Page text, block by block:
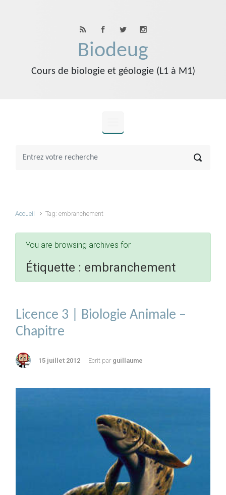
Biodeug
Cours de biologie et géologie (L1 à M1)
Accueil Tag: embranchement
You are browsing archives for
Étiquette : embranchement
Licence 3 | Biologie Animale –
Chapitre
15 juillet 2012 Ecrit par guillaume